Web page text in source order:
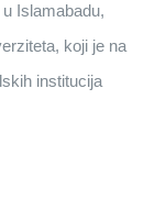
Islamabadu,
koji je na
institucija